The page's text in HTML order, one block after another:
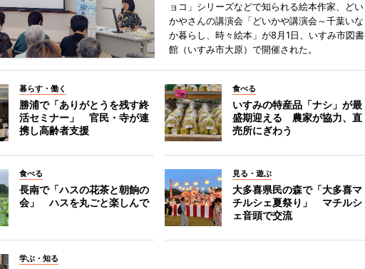
ョコ」シリーズなどで知られる絵本作家、どい
かやさんの講演会「どいかや講演会～千葉いな
か暮らし、時々絵本」が8月1日、いすみ市図書
館（いすみ市大原）で開催された。
暮らす・働く
勝浦で「ありがとうを残す終
活セミナー」 官民・寺が連
携し高齢者支援
食べる
いすみの特産品「ナシ」が最
盛期迎える 農家が協力、直
売所にぎわう
食べる
長南で「ハスの花茶と朝餉の
会」 ハスを丸ごと楽しんで
見る・遊ぶ
大多喜県民の森で「大多喜マ
チルシェ夏祭り」 マチルシ
ェ音頭で交流
学ぶ・知る